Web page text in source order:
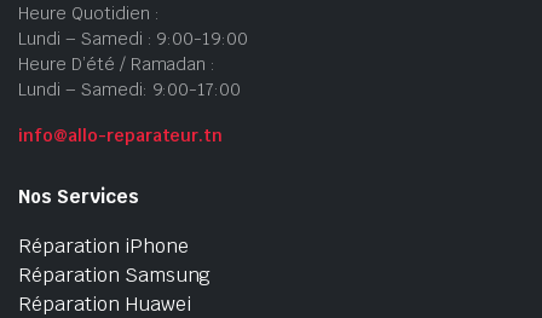
Heure Quotidien :
Lundi – Samedi : 9:00-19:00
Heure D’été / Ramadan :
Lundi – Samedi: 9:00-17:00
info@allo-reparateur.tn
Nos Services
Réparation iPhone
Réparation Samsung
Réparation Huawei